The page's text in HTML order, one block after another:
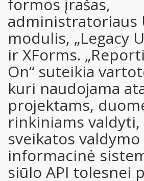
formos įrašas,
administratoriaus
modulis, „Legacy
ir XForms.
On“ suteikia
kuri naudojama
projektams,
rinkiniams valdyti,
sveikatos valdymo
informacinė
siūlo API tolesnei